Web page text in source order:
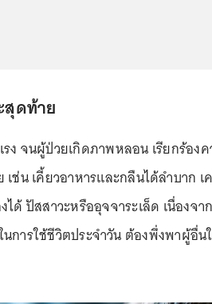
สุดท้าย
รง จนผู้ป่วยเกิดภาพหลอน เรียกร้อง
เช่น เคี้ยวอาหารและกลืนได้ลำบาก
ได้ ปัสสาวะหรืออุจจาระเล็ด เนื่องจ
การใช้ชีวิตประจำวัน ต้องพึ่งพาผู้อื่น